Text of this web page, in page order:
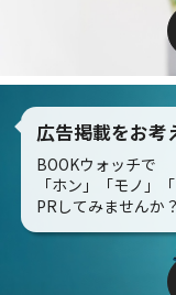
広告掲載をお考
BOOKウォッチで
「ホン」「モノ」
PRしてみませんか？